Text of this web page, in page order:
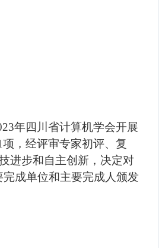
年四川省计算机学会开展
，经评审专家初评、复
进步和自主创新，决定对
成单位和主要完成人颁发